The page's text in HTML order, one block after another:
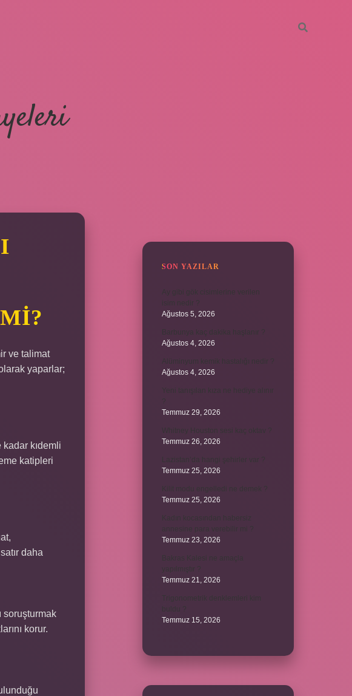
ve talimat
yaparlar;
kıdemli
katipleri
daha
soruşturmak
korur.
SON YAZILAR
Ay gibi gök cisimlerine verilen
Ağustos 5, 2026
Barbunya kaç dakika haşlanır ?
Ağustos 4, 2026
Ağustos 4, 2026
Temmuz 29, 2026
Temmuz 26, 2026
Temmuz 25, 2026
Temmuz 25, 2026
Temmuz 23, 2026
Temmuz 21, 2026
Temmuz 15, 2026